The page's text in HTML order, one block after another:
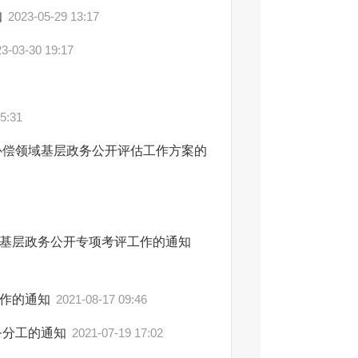
2023-05-29 13:17
03-30 19:17
领域基层政务公开评估工作方案的
层政务公开专项考评工作的通知
的通知 2021-08-17 09:46
工的通知 2021-07-19 17:02